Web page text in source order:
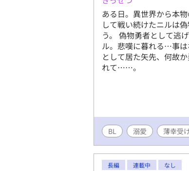
ある日。異世界から本
して戦い続けたニルは
う。 偽物勇者として逃
ル。悲嘆に暮れる…事
として居た矢先、何故
れて……。
BL 溺愛 薄幸受
長編 連載中 なし